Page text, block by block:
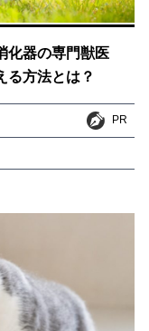
化器の専門獣医
る方法とは？
PR
PR